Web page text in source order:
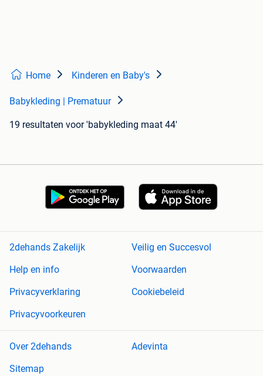
Home Kinderen en Baby's
Babykleding | Prematuur
19 resultaten voor 'babykleding maat 44'
2dehands Zakelijk
Veilig en Succesvol
Help en info
Voorwaarden
Privacyverklaring
Cookiebeleid
Privacyvoorkeuren
Over 2dehands
Adevinta
Sitemap